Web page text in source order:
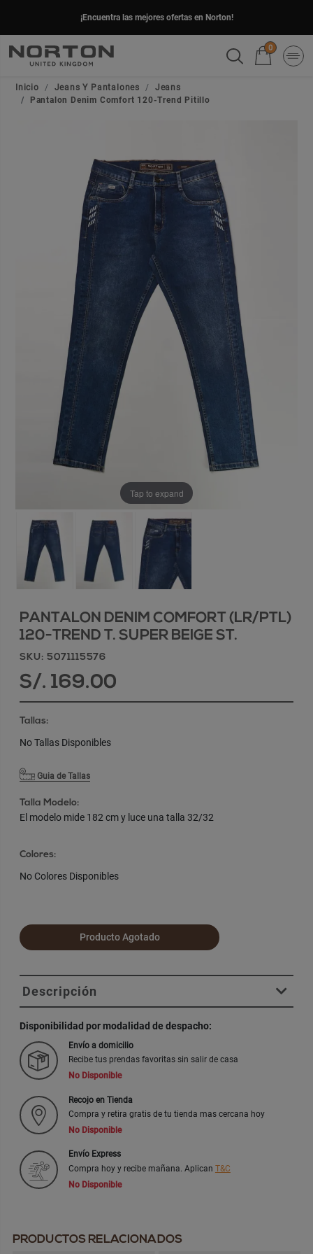
¡Encuentra las mejores ofertas en Norton!
0
Inicio Jeans Y Pantalones
Jeans
Pantalon Denim Comfort 120-Trend Pitillo
Tap to expand
PANTALON DENIM COMFORT (LR/PTL)
120-TREND T. SUPER BEIGE ST.
SKU: 5071115576
S/. 169.00
Tallas:
No Tallas Disponibles
Guia de Tallas
Talla Modelo:
El modelo mide 182 cm y luce una talla 32/32
Colores:
No Colores Disponibles
Producto Agotado
Descripción
Disponibilidad por modalidad de despacho:
Envío a domicilio
Recibe tus prendas favoritas sin salir de casa
No Disponible
Recojo en Tienda
Compra y retira gratis de tu tienda mas cercana hoy
No Disponible
Envío Express
Compra hoy y recibe mañana. Aplican T&C
No Disponible
PRODUCTOS RELACIONADOS